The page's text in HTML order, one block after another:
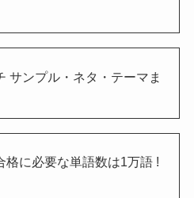
サンプル・ネタ・テーマま
格に必要な単語数は1万語 !